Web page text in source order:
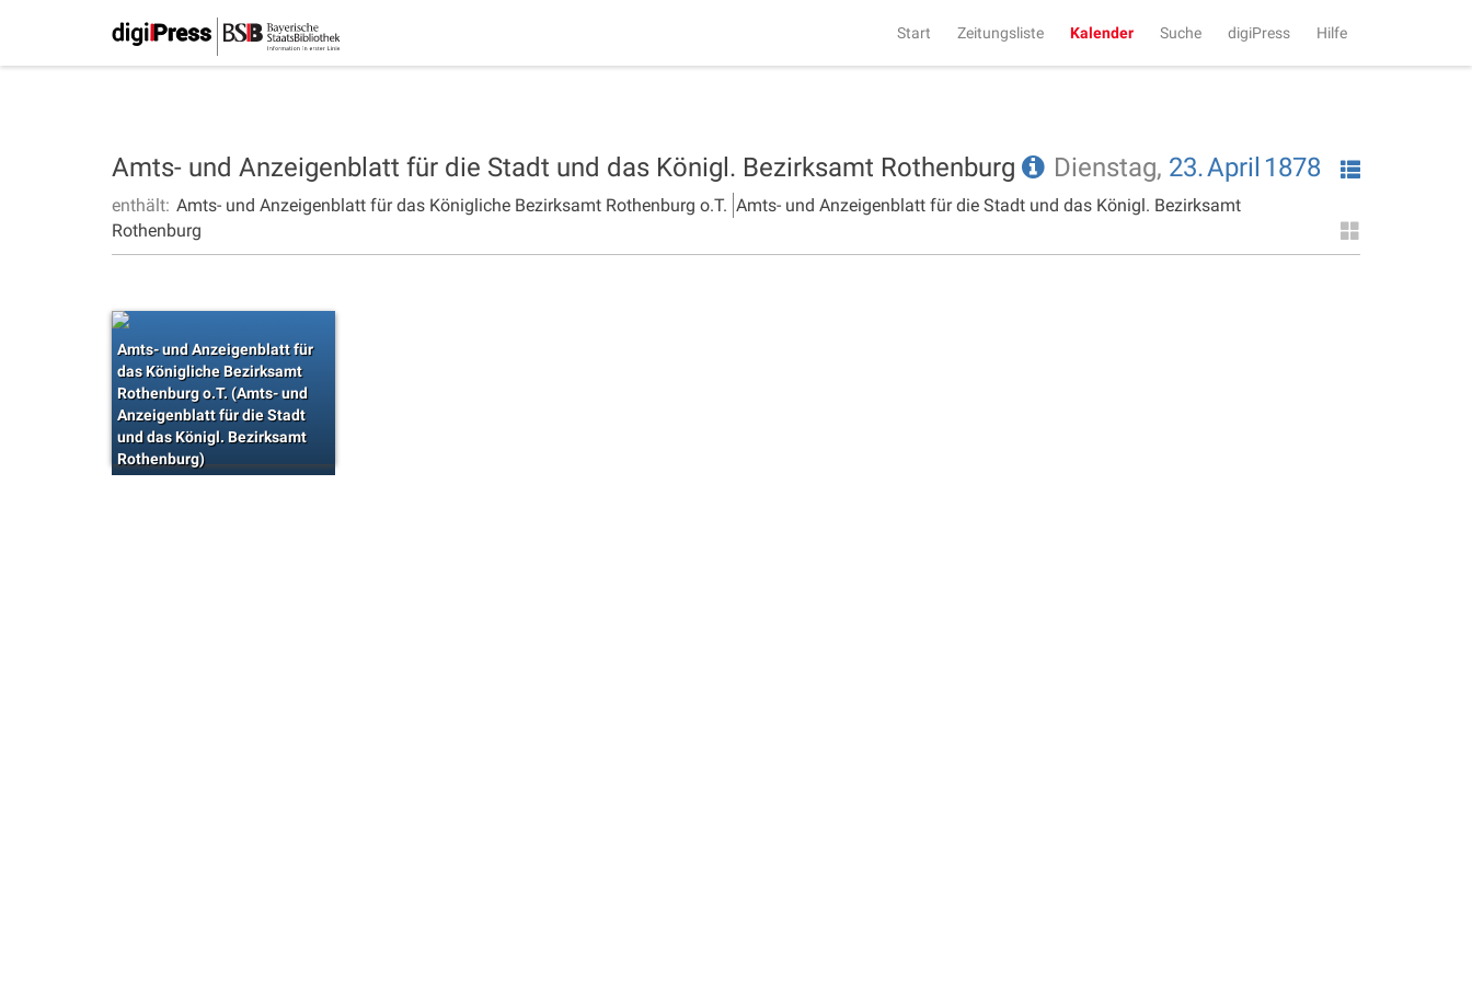
Start Zeitungsliste Kalender Suche digiPress Hilfe
Amts- und Anzeigenblatt für die Stadt und das Königl. Bezirksamt Rothenburg Dienstag, 23.April 1878
enthält: Amts- und Anzeigenblatt für das Königliche Bezirksamt Rothenburg o.T. Amts- und Anzeigenblatt für die Stadt und das Königl. Bezirksamt
Rothenburg
Amts- und Anzeigenblatt für
das Königliche Bezirksamt
Rothenburg o.T. (Amts- und
Anzeigenblatt für die Stadt
und das Königl. Bezirksamt
Rothenburg)